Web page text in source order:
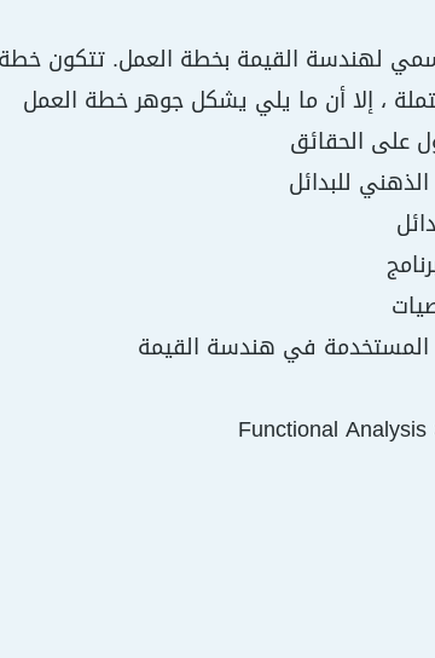
، إلا أن ما يلي يشكل جوهر خطة العمل
المستخدمة في هندسة القيمة
Functional